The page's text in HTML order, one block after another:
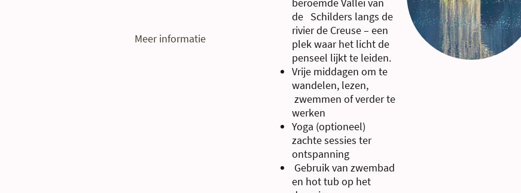
Meer informatie
de Schilders langs de
rivier de Creuse – een
plek waar het licht de
penseel lijkt te leiden.
Vrije middagen om te
wandelen, lezen,
zwemmen of verder te
werken
Yoga (optioneel)
zachte sessies ter
ontspanning
Gebruik van zwembad
en hot tub op het